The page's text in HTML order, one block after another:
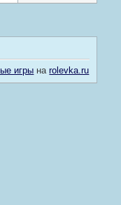
игры наrolevka.ru